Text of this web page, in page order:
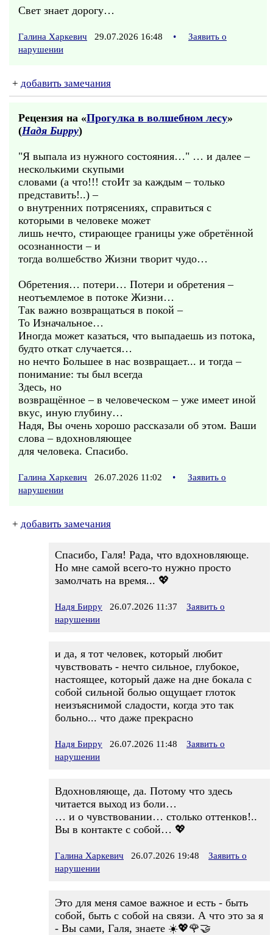
Свет знает дорогу…
Галина Харкевич 29.07.2026 16:48 •
Заявить о
нарушении
+ добавить замечания
Рецензия на «Прогулка в волшебном лесу»
(Надя Бирру)
"Я выпала из нужного состояния…" … и далее –
несколькими скупыми
словами (а что!!! стоИт за каждым – только
представить!..) –
о внутренних потрясениях, справиться с
которыми в человеке может
лишь нечто, стирающее границы уже обретённой
осознанности – и
тогда волшебство Жизни творит чудо…
Обретения… потери… Потери и обретения –
неотъемлемое в потоке Жизни…
Так важно возвращаться в покой –
То Изначальное…
Иногда может казаться, что выпадаешь из потока,
будто откат случается…
но нечто Большее в нас возвращает... и тогда –
понимание: ты был всегда
Здесь, но
возвращённое – в человеческом – уже имеет иной
вкус, иную глубину…
Надя, Вы очень хорошо рассказали об этом. Ваши
слова – вдохновляющее
для человека. Спасибо.
Галина Харкевич 26.07.2026 11:02 •
Заявить о
нарушении
+ добавить замечания
Спасибо, Галя! Рада, что вдохновляюще.
Но мне самой всего-то нужно просто
замолчать на время... 💖
Надя Бирру 26.07.2026 11:37
Заявить о
нарушении
и да, я тот человек, который любит
чувствовать - нечто сильное, глубокое,
настоящее, который даже на дне бокала с
собой сильной болью ощущает глоток
неизъяснимой сладости, когда это так
больно... что даже прекрасно
Надя Бирру 26.07.2026 11:48
Заявить о
нарушении
Вдохновляюще, да. Потому что здесь
читается выход из боли…
… и о чувствовании… столько оттенков!..
Вы в контакте с собой… 💖
Галина Харкевич 26.07.2026 19:48
Заявить о
нарушении
Это для меня самое важное и есть - быть
собой, быть с собой на связи. А что это за я
- Вы сами, Галя, знаете ☀️💖🌹🤝